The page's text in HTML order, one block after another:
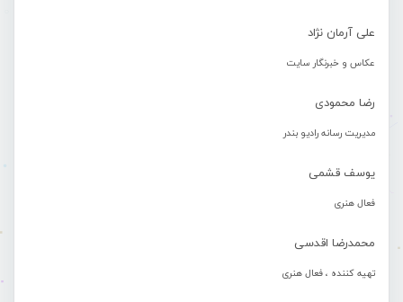
علی آرمان نژاد
عکاس و خبرنگار سایت
رضا محمودی
مدیریت رسانه رادیو بندر
یوسف قشمی
فعال هنری
محمدرضا اقدسی
تهیه کننده ، فعال هنری